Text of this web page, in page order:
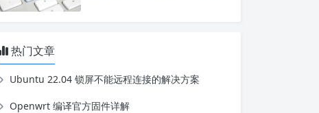
加、删除和更新 PPA。 sudo apt in...
热门文章
Ubuntu 22.04 锁屏不能远程连接的解决方案
Openwrt 编译官方固件详解